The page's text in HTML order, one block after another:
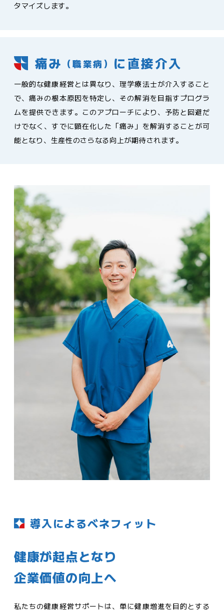
タマイズします。
痛み （職業病） に直接介入
一般的な健康経営とは異なり、理学療法士が介入すること
で、痛みの根本原因を特定し、その解消を目指すプログラ
ムを提供できます。このアプローチにより、予防と回避だ
けでなく、すでに顕在化した「痛み」を解消することが可
能となり、生産性のさらなる向上が期待されます。
導入によるベネフィット
健康が起点となり
企業価値の向上へ
私たちの健康経営サポートは、単に健康増進を目的とする